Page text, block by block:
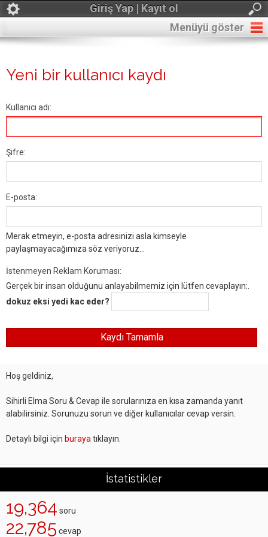
Giriş Yap | Kayıt ol
Menüyü göster
Yeni bir kullanıcı kaydı
Kullanıcı adı:
Şifre:
E-posta:
Merak etmeyin, e-posta adresinizi asla kimseyle
paylaşmayacağımıza söz veriyoruz...
İstenmeyen Reklam Koruması:
Gerçek bir insan olduğunu anlayabilmemiz için lütfen cevaplayın:.
dokuz eksi yedi kac eder?
Hoş geldiniz,
Sihirli Elma Soru & Cevap ile sorularınıza en kısa zamanda yanıt
alabilirsiniz. Sorunuzu sorun ve diğer kullanıcılar cevap versin.
Detaylı bilgi için buraya tıklayın.
İstatistikler
19,364 soru
22,785 cevap